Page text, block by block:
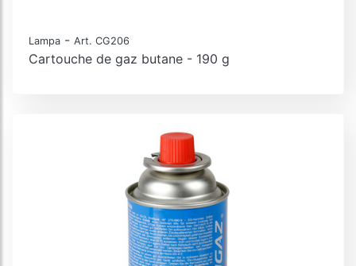
Lampa - Art. CG206
Cartouche de gaz butane - 190 g